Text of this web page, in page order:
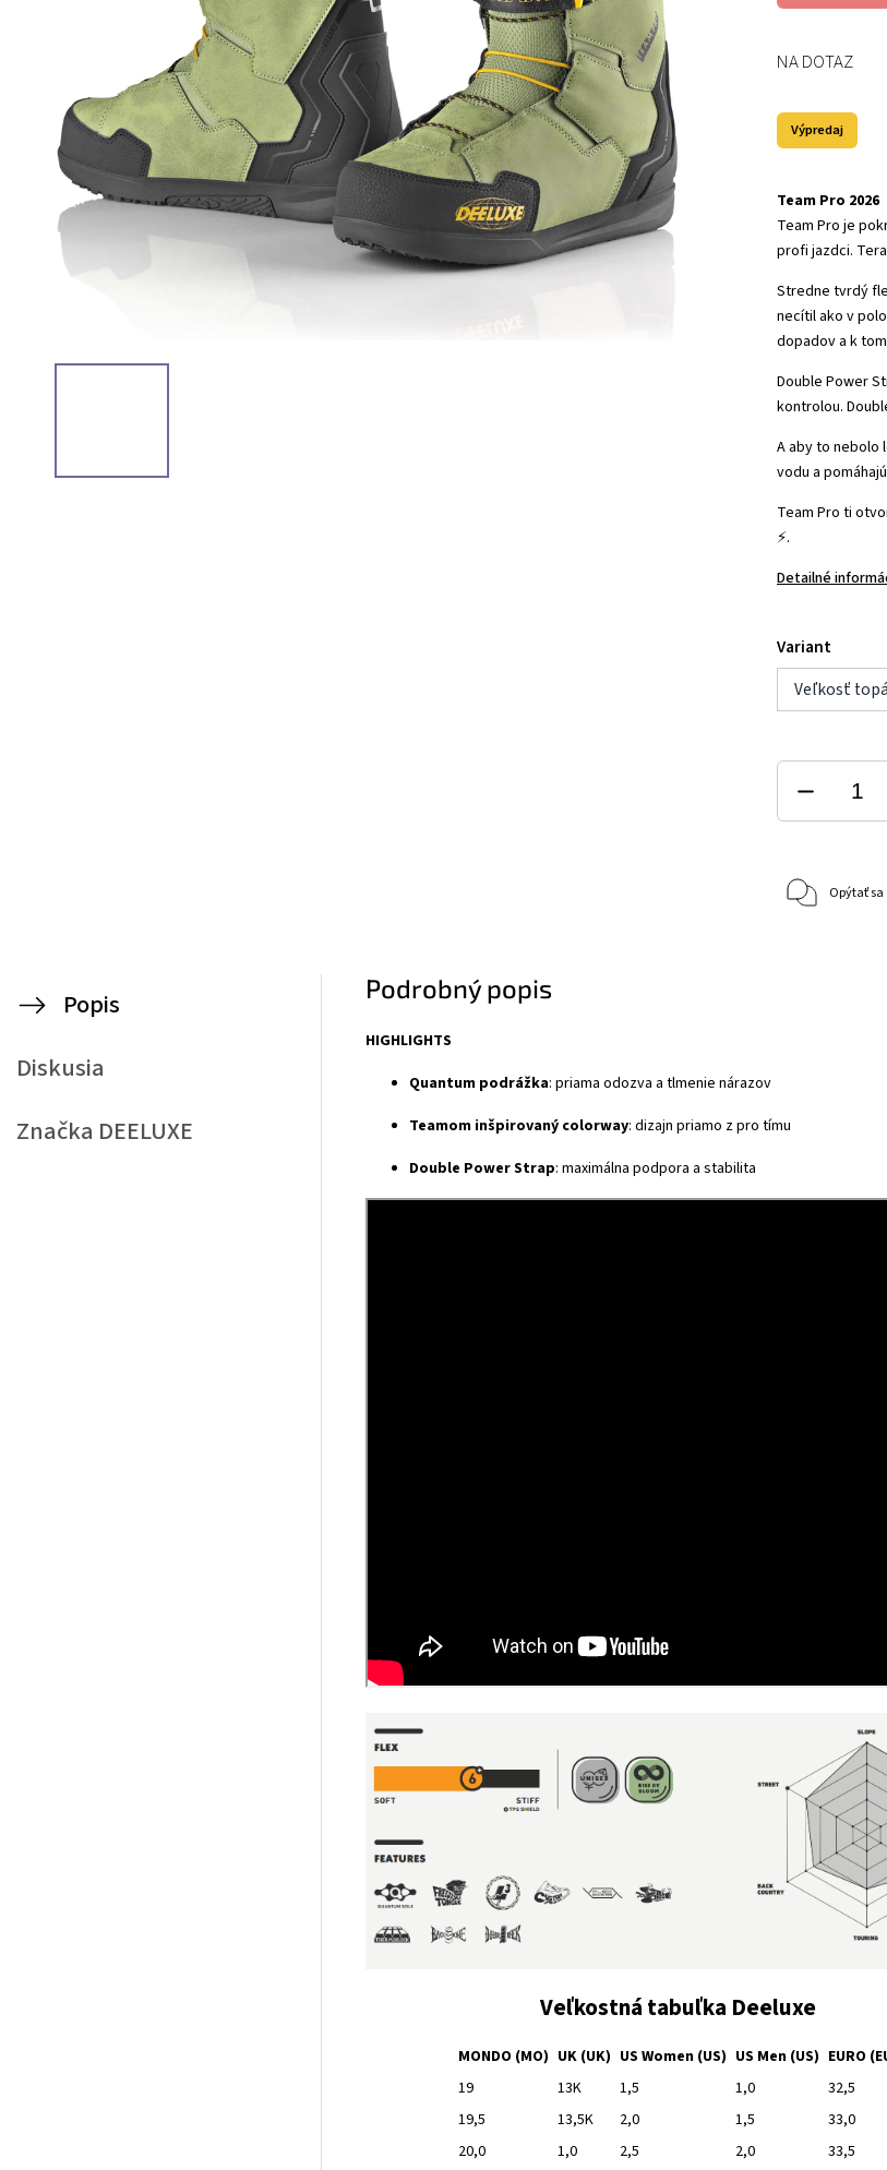
Výpredaj
Team Pro 2026
Team Pro je
profi jazdci.
Stredne tvrdý
necítil ako v
dopadov a k
Double Power
kontrolou.
A aby to nebolo
vodu a
Team Pro ti
⚡.
Detailné
Variant
Veľkosť
NA DOTAZ
Opýtať sa
Popis
Diskusia
Značka DEELUXE
Podrobný popis
HIGHLIGHTS
Quantum podrážka: priama odozva a tlmenie nárazov
Teamom inšpirovaný colorway: dizajn priamo z pro tímu
Double Power Strap: maximálna podpora a stabilita
Veľkostná tabuľka Deeluxe
MONDO (MO) UK (UK) US Women (US) US Men (US) EURO
19
13K 1,5 1,0
32,5
19,5
13,5K 2,0 1,5
33,0
20,0
1,0 2,5 2,0
33,5